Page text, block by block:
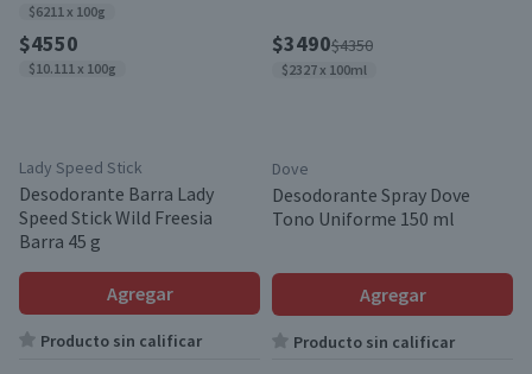
$6211 x 100g
$4550
$10.111 x 100g
Lady Speed Stick
Desodorante Barra Lady
Speed Stick Wild Freesia
Barra 45 g
Agregar
Producto sin calificar
$3490$4350
$2327 x 100ml
Dove
Desodorante Spray Dove
Tono Uniforme 150 ml
Agregar
Producto sin calificar